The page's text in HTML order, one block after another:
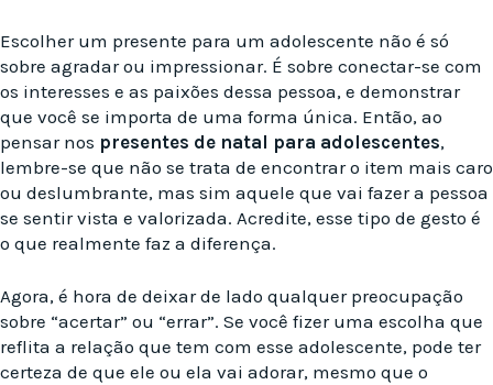
Escolher um presente para um adolescente não é só
sobre agradar ou impressionar. É sobre conectar-se com
os interesses e as paixões dessa pessoa, e demonstrar
que você se importa de uma forma única. Então, ao
pensar nos presentes de natal para adolescentes,
lembre-se que não se trata de encontrar o item mais caro
ou deslumbrante, mas sim aquele que vai fazer a pessoa
se sentir vista e valorizada. Acredite, esse tipo de gesto é
o que realmente faz a diferença.
Agora, é hora de deixar de lado qualquer preocupação
sobre “acertar” ou “errar”. Se você fizer uma escolha que
reflita a relação que tem com esse adolescente, pode ter
certeza de que ele ou ela vai adorar, mesmo que o